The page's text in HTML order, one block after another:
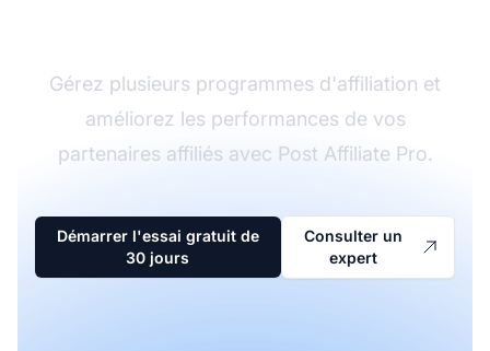
Gérez plusieurs programmes d'affiliation et
améliorez les performances de vos
partenaires affiliés avec Post Affiliate Pro.
Démarrer l'essai gratuit de
30 jours
Consulter un
expert